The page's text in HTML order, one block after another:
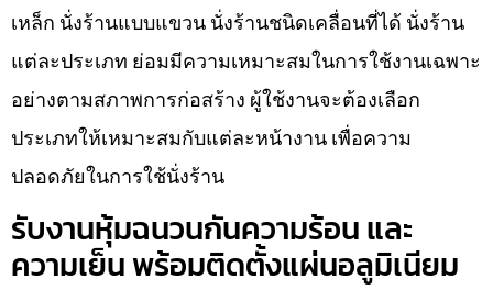
เหล็ก นั่งร้านแบบแขวน นั่งร้านชนิดเคลื่อนที่ได้ นั่งร้าน
แต่ละประเภท ย่อมมีความเหมาะสมในการใช้งานเฉพาะ
อย่างตามสภาพการก่อสร้าง ผู้ใช้งานจะต้องเลือก
ประเภทให้เหมาะสมกับแต่ละหน้างาน เพื่อความ
ปลอดภัยในการใช้นั่งร้าน
รับงานหุ้มฉนวนกันความร้อน และ
ความเย็น พร้อมติดตั้งแผ่นอลูมิเนียม